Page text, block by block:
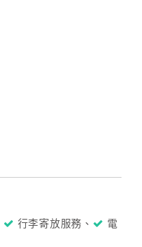
行李寄放服務、
電